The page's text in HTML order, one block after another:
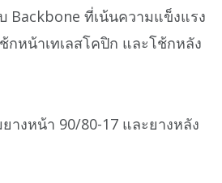
Backbone ที่เน้นความแข็งแรง
กหน้าเทเลสโคปิก และโช้กหลัง
างหน้า 90/80-17 และยางหลัง